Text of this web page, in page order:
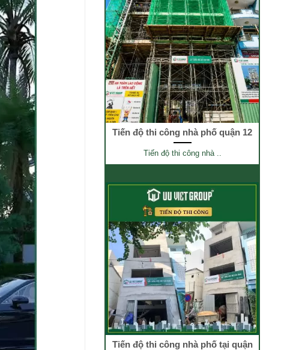
Tiến độ thi công nhà phố quận 12
Tiến độ thi công nhà ..
Tiến độ thi công nhà phố tại quận